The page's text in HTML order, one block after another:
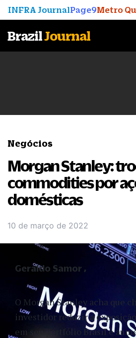
INFRA JournalPage9Metro
BrazilJournal
Negócios
Morgan Stanley:
commodities por
domésticas
10 de março de 2022
O Morgan Stanley acha que
investidor reduzir a
em seu portfólio Brasil e
Geraldo Samor